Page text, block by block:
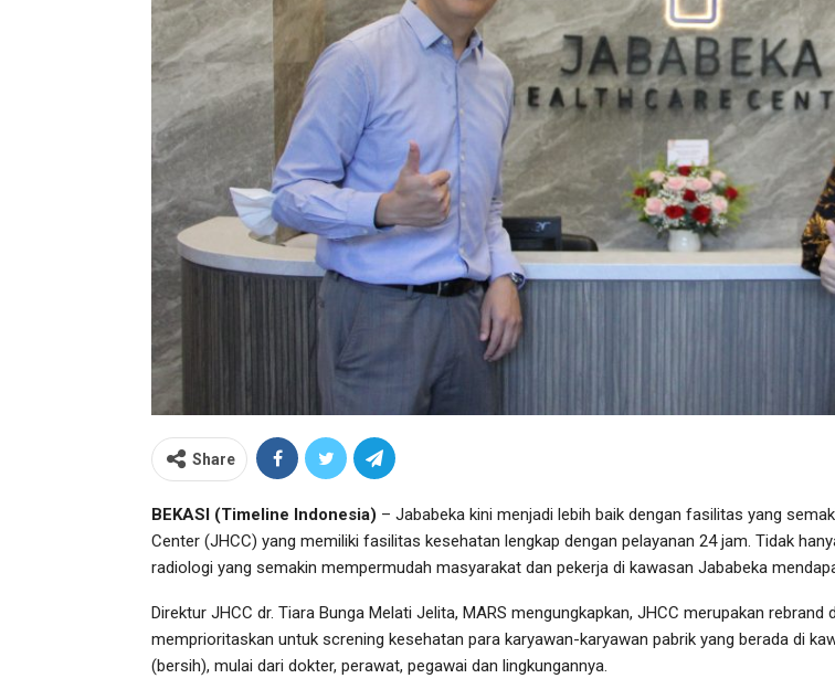
Share
BEKASI (Timeline Indonesia) – Jababeka kini menjadi lebih baik dengan fasilitas yang
Center (JHCC) yang memiliki fasilitas kesehatan lengkap dengan pelayanan 24 jam. Tidak
radiologi yang semakin mempermudah masyarakat dan pekerja di kawasan Jababeka
Direktur JHCC dr. Tiara Bunga Melati Jelita, MARS mengungkapkan, JHCC merupakan
memprioritaskan untuk screning kesehatan para karyawan-karyawan pabrik yang berada di
(bersih), mulai dari dokter, perawat, pegawai dan lingkungannya.